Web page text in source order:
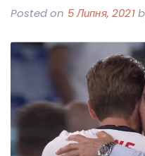
Posted on 5 Липня, 2021